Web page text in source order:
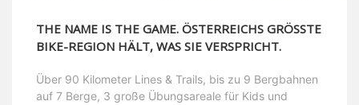
THE NAME IS THE GAME. ÖSTERREICHS GRÖSSTE B
IKE-REGION HÄLT, WAS SIE VERSPRICHT.
Über 90 Kilometer Lines & Trails, bis zu 9 Bergbahnen
auf 7 Berge, 3 große Übungsareale für Kids und